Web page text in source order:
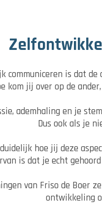
communiceren is dat
kom jij over op de
ademhaling en je
Dus ook als je
hoe jij deze
is dat je echt
van Friso de Boer
ontwikkeling